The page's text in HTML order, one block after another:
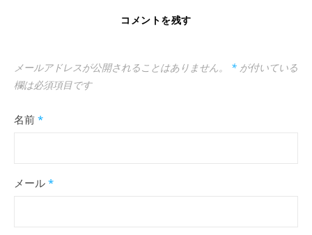
コメントを残す
メールアドレスが公開されることはありません。 * が付いている
欄は必須項目です
名前 *
メール *